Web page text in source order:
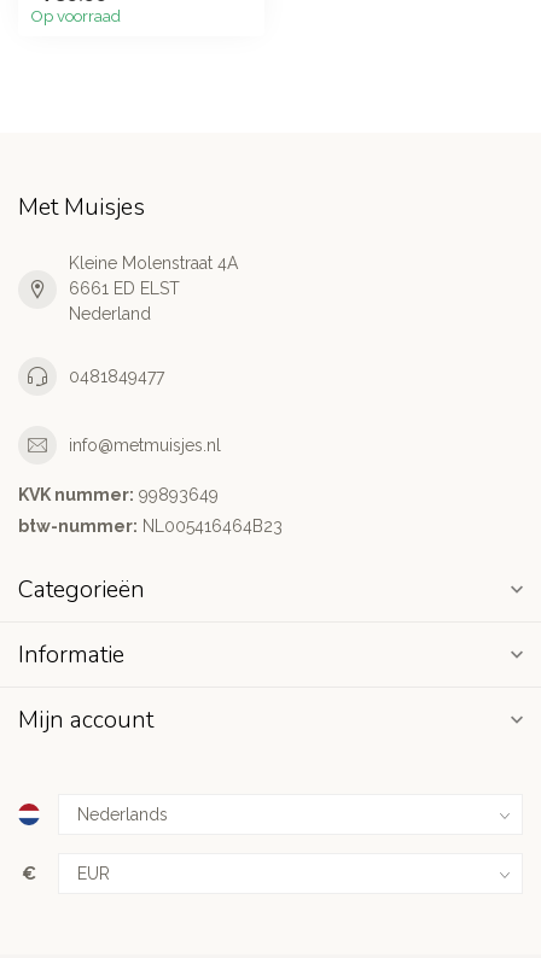
Op voorraad
Met Muisjes
Kleine Molenstraat 4A
6661 ED ELST
Nederland
0481849477
info@metmuisjes.nl
KVK nummer: 99893649
btw-nummer: NL005416464B23
Categorieën
Informatie
Mijn account
€